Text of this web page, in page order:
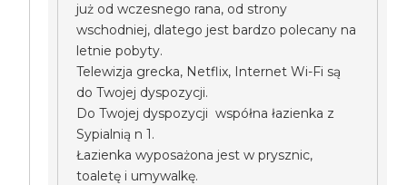
już od wczesnego rana, od strony
wschodniej, dlatego jest bardzo polecany na
letnie pobyty.
Telewizja grecka, Netflix, Internet Wi-Fi są
do Twojej dyspozycji.
Do Twojej dyspozycji współna łazienka z
Sypialnią n 1.
Łazienka wyposażona jest w prysznic,
toaletę i umywalkę.